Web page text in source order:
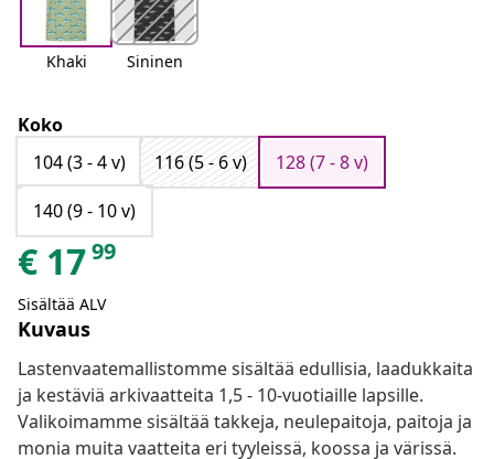
Khaki Sininen
Koko
104 (3 - 4 v)
116 (5 - 6 v)
128 (7 - 8 v)
140 (9 - 10 v)
€ 1799
Sisältää ALV
Kuvaus
Lastenvaatemallistomme sisältää edullisia, laadukkaita
ja kestäviä arkivaatteita 1,5 - 10-vuotiaille lapsille.
Valikoimamme sisältää takkeja, neulepaitoja, paitoja ja
monia muita vaatteita eri tyyleissä, koossa ja värissä.